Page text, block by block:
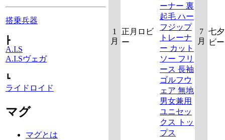
搭乗兵器
┣
A.I.S
A.I.Sヴェガ
┗
ライドロイド
マグ
マグとは
1
月
正月ロビ
ー
ーナー 裏
起毛 ハー
フジップ
トレーナ
ー カット
ソー フリ
ース 長袖
ゴルフウ
ェア 無地
男女兼用
ユニセッ
クス トッ
プス
7
月
七
ビー